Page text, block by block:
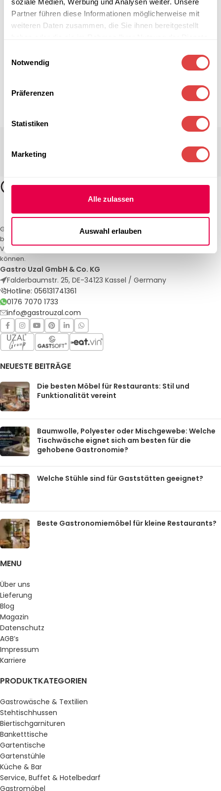
soziale Medien, Werbung und Analysen weiter. Unsere
Partner führen diese Informationen möglicherweise mit
weiteren Daten zusammen, die Sie ihnen bereitgestellt
Notwendig
Präferenzen
Statistiken
Marketing
Alle zulassen
Auswahl erlauben
Gastro Uzal – Ihr Spezialist für Gastronomiemöbel und -textilien. Wir
bieten maßgeschneiderte Lösungen für Restaurants, Hotels und
Veranstaltungen. Qualität und Service, auf die Sie sich verlassen
können.
Gastro Uzal GmbH & Co. KG
Falderbaumstr. 25, DE-34123 Kassel / Germany
Hotline: 056131741361
0176 7070 1733
info@gastrouzal.com
NEUESTE BEITRÄGE
Die besten Möbel für Restaurants: Stil und
Funktionalität vereint
Baumwolle, Polyester oder Mischgewebe: Welche
Tischwäsche eignet sich am besten für die
gehobene Gastronomie?
Welche Stühle sind für Gaststätten geeignet?
Beste Gastronomiemöbel für kleine Restaurants?
MENU
Über uns
Lieferung
Blog
Magazin
Datenschutz
AGB’s
Impressum
Karriere
PRODUKTKATEGORIEN
Gastrowäsche & Textilien
Stehtischhussen
Biertischgarnituren
Banketttische
Gartentische
Gartenstühle
Küche & Bar
Service, Buffet & Hotelbedarf
Gastromöbel